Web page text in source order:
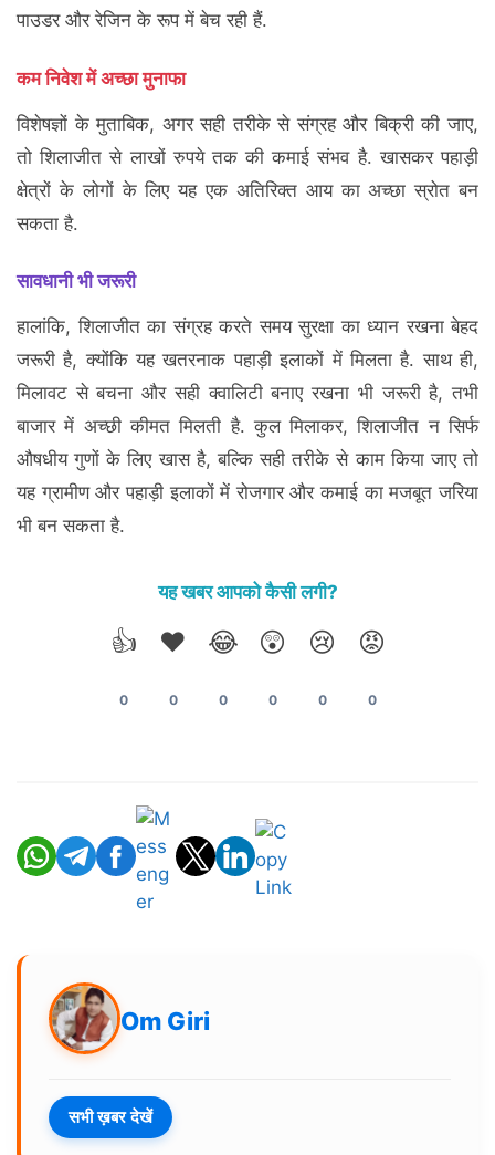
पाउडर और रेजिन के रूप में बेच रही हैं.
कम निवेश में अच्छा मुनाफा
विशेषज्ञों के मुताबिक, अगर सही तरीके से संग्रह और बिक्री की जाए,
तो शिलाजीत से लाखों रुपये तक की कमाई संभव है. खासकर पहाड़ी
क्षेत्रों के लोगों के लिए यह एक अतिरिक्त आय का अच्छा स्रोत बन
सकता है.
सावधानी भी जरूरी
हालांकि, शिलाजीत का संग्रह करते समय सुरक्षा का ध्यान रखना बेहद
जरूरी है, क्योंकि यह खतरनाक पहाड़ी इलाकों में मिलता है. साथ ही,
मिलावट से बचना और सही क्वालिटी बनाए रखना भी जरूरी है, तभी
बाजार में अच्छी कीमत मिलती है. कुल मिलाकर, शिलाजीत न सिर्फ
औषधीय गुणों के लिए खास है, बल्कि सही तरीके से काम किया जाए तो
यह ग्रामीण और पहाड़ी इलाकों में रोजगार और कमाई का मजबूत जरिया
भी बन सकता है.
यह खबर आपको कैसी लगी?
👍
0
❤️
0
😂
0
😲
0
😢
0
😡
0
Om Giri
सभी ख़बर देखें